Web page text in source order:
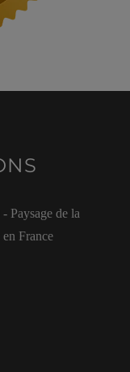
Paysage de la
France